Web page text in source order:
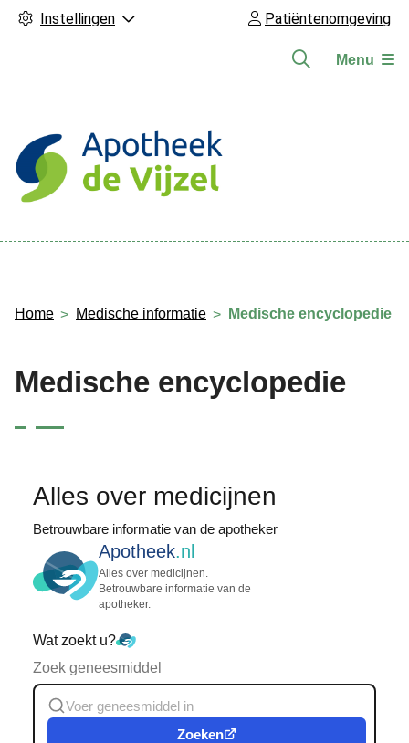
Instellingen Patiëntenomgeving
Menu
Home Medische informatie Medische encyclopedie
Medische encyclopedie
Alles over medicijnen
Betrouwbare informatie van de apotheker
Apotheek.nl
Alles over medicijnen.
Betrouwbare informatie van de
apotheker.
Wat zoekt u?
Zoek geneesmiddel
Zoeken